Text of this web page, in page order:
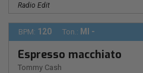
Radio Edit
BPM: 120 Ton.: MI -
Espresso macchiato
Tommy Cash